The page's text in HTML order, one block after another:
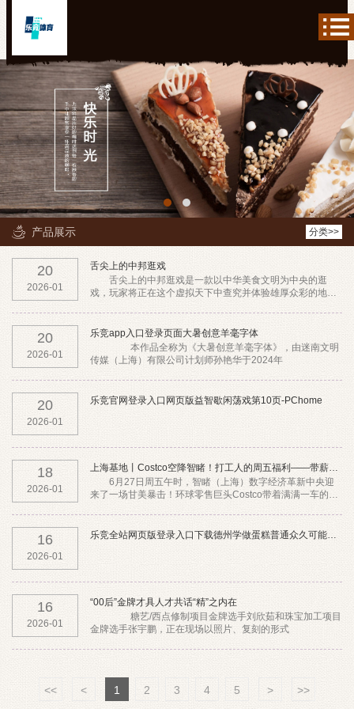
产品展示 分类>>
20
2026-01
舌尖上的中邦逛戏
舌尖上的中邦逛戏是一款以中华美食文明为中央的逛
戏，玩家将正在这个虚拟天下中查究并体验雄厚众彩的地方
20
2026-01
乐竞app入口登录页面大暑创意羊毫字体
传媒（上海）有限公司计划师孙艳华于2024年
20
2026-01
乐竞官网登录入口网页版益智歇闲荡戏第10页-PChome
18
2026-01
上海基地丨Costco空降智睹！打工人的周五福利——带薪吃甜
6月27日周五午时，智睹（上海）数字经济革新中央迎
来了一场甘美暴击！环球零售巨头Costco带着满满一车的明
16
2026-01
乐竞全站网页版登录入口下载德州学做蛋糕普通众久可能出师？是非
16
2026-01
“00后”金牌才具人才共话“精”之内在
金牌选手张宇鹏，正在现场以照片、复刻的形式
<< < 1 2 3 4 5 > >>